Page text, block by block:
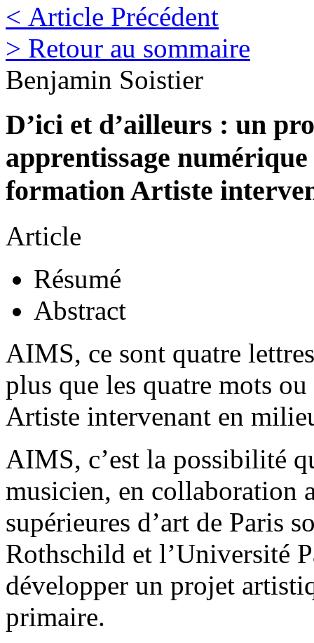
< Article Précédent
> Retour au sommaire
Benjamin Soistier
D’ici et d’ailleurs : un
apprentissage
formation Artiste
Article
Résumé
Abstract
AIMS, ce sont quatre
plus que les quatre mots
Artiste intervenant en
AIMS, c’est la possibilité
musicien, en collaboration
supérieures d’art de Paris
Rothschild et l’Université
développer un projet
primaire.